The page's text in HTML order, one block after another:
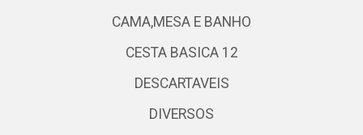
CAMA,MESA E BANHO
CESTA BASICA 12
DESCARTAVEIS
DIVERSOS